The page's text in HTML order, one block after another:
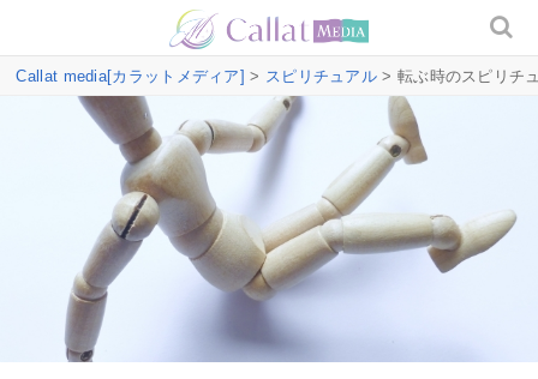
Callat media[カラットメディア] > スピリチュアル > 転ぶ時のスピリチ